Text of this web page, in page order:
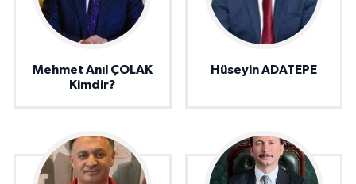
Mehmet Anıl ÇOLAK
Kimdir?
Hüseyin ADATEPE